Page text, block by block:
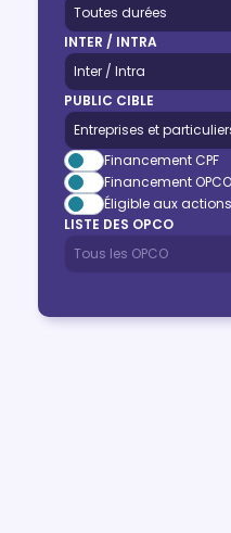
INTER / INTRA
PUBLIC CIBLE
Financement CPF
Financement OPCO
Éligible aux
LISTE DES OPCO